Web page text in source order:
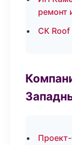
ремонт
СК